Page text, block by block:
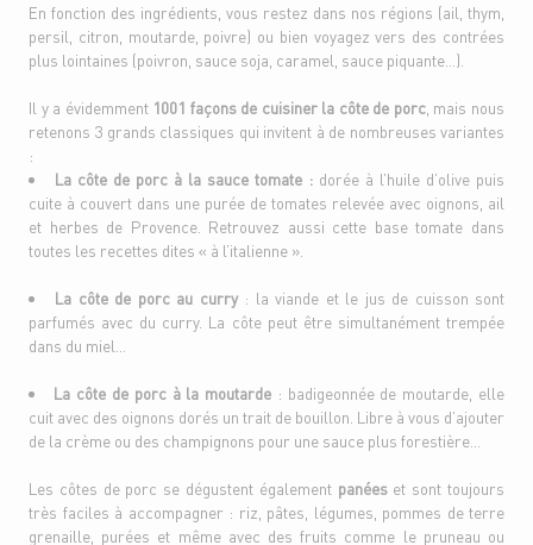
En fonction des ingrédients, vous restez dans nos régions (ail, thym,
persil, citron, moutarde, poivre) ou bien voyagez vers des contrées
plus lointaines (poivron, sauce soja, caramel, sauce piquante…).
Il y a évidemment 1001 façons de cuisiner la côte de porc, mais nous
retenons 3 grands classiques qui invitent à de nombreuses variantes
:
La côte de porc à la sauce tomate :dorée à l’huile d’olive puis
cuite à couvert dans une purée de tomates relevée avec oignons, ail
et herbes de Provence. Retrouvez aussi cette base tomate dans
toutes les recettes dites « à l’italienne ».
La côte de porc au curry: la viande et le jus de cuisson sont
parfumés avec du curry. La côte peut être simultanément trempée
dans du miel…
La côte de porc à la moutarde : badigeonnée de moutarde, elle
cuit avec des oignons dorés un trait de bouillon. Libre à vous d’ajouter
de la crème ou des champignons pour une sauce plus forestière…
Les côtes de porc se dégustent également panées et sont toujours
très faciles à accompagner : riz, pâtes, légumes, pommes de terre
grenaille, purées et même avec des fruits comme le pruneau ou